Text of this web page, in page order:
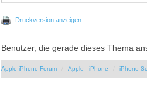
Druckversion anzeigen
Benutzer, die gerade dieses Thema
Apple iPhone Forum Apple - iPhone iPhone